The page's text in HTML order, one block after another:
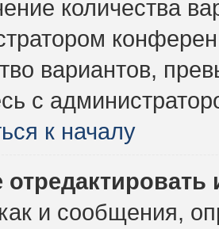
количества
вариантов,
с
к началу
и сообщения,